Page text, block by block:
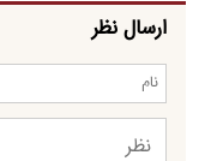
ارسال نظر